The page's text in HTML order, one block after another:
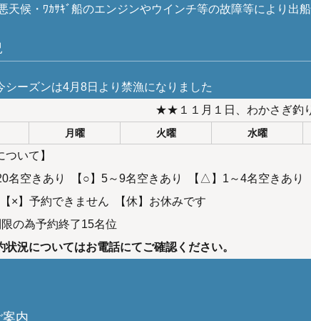
天候・ﾜｶｻｷﾞ船のエンジンやウインチ等の故障等により出
は4月8日より禁漁になりました
★★１１月１日、わかさぎ
月曜 火曜 水曜
ついて】
名空きあり 【○】5～9名空きあり 【△】1～4名空きあり
×】予約できません 【休】お休みです
限の為予約終了15名位
況についてはお電話にてご確認ください。
内